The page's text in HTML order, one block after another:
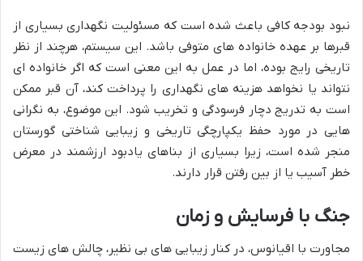
نبود بودجه کافی باعث شده است که مسئولیت نگهداری بسیاری از
قبرها بر عهده خانواده های متوفی باشد. این سیستم، هرچند از نظر
تاریخی رایج بوده، اما در عمل به این معنی است که اگر خانواده ای
نتواند یا نخواهد هزینه های نگهداری را پرداخت کند، آن قبر ممکن
است به تدریج دچار فرسودگی و تخریب شود. این موضوع، به نگرانی
هایی در مورد حفظ یکپارچگی تاریخی و زیبایی شناختی گورستان
منجر شده است، زیرا بسیاری از بناهای یادبود ارزشمند در معرض
خطر آسیب یا از بین رفتن قرار دارند.
جنگ با فرسایش و زمان
مجاورت با اقیانوس، در کنار زیبایی های بی نظیر، چالش های زیست